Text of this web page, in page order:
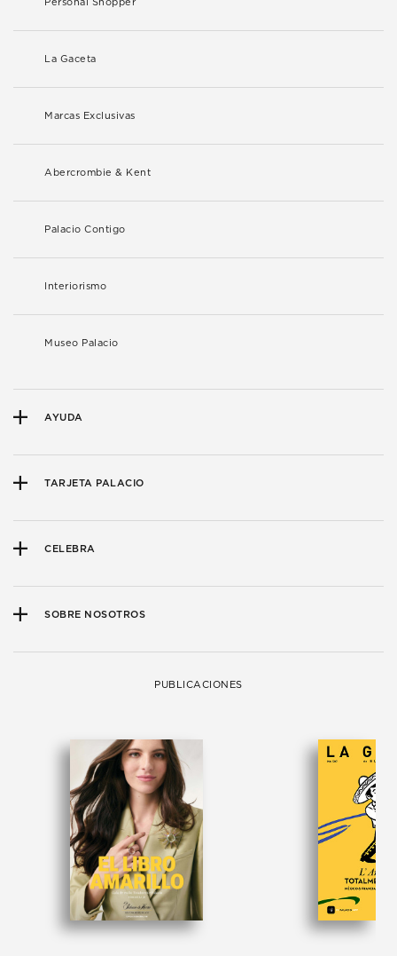
Personal Shopper
La Gaceta
Marcas Exclusivas
Abercrombie & Kent
Palacio Contigo
Interiorismo
Museo Palacio
AYUDA
TARJETA PALACIO
CELEBRA
SOBRE NOSOTROS
PUBLICACIONES